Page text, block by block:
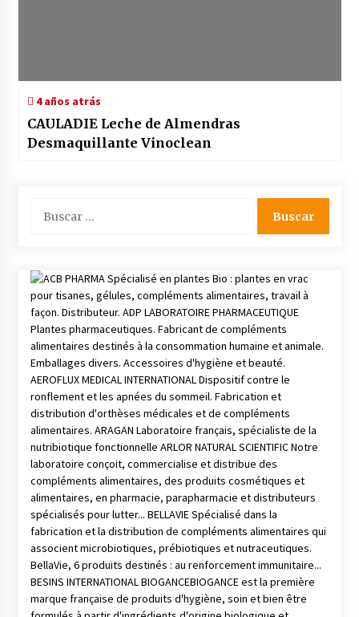
4 años atrás
CAULADIE Leche de Almendras
Desmaquillante Vinoclean